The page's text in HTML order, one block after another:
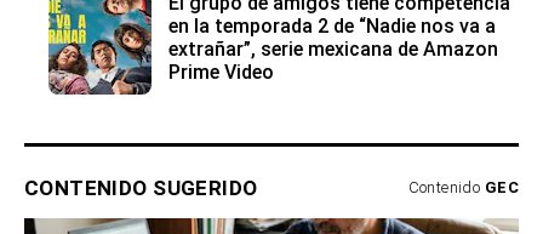
en la temporada 2 de “Nadie nos va a
extrañar”, serie mexicana de Amazon
Prime Video
CONTENIDO SUGERIDO Contenido GEC